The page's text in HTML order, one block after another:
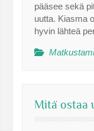
pääsee sekä
uutta. Kiasma
hyvin lähteä
Mitä ostaa